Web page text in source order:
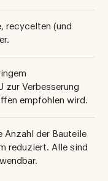
recycelten (und
zur Verbesserung
empfohlen wird.
Anzahl der Bauteile
reduziert. Alle sind